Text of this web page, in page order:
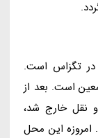
در تگزاس است.
است. بعد از
و نقل خارج شد،
امروزه این محل